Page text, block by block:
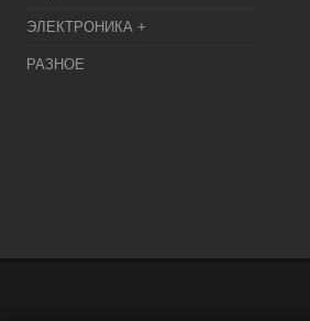
ЭЛЕКТРОНИКА +
РАЗНОЕ